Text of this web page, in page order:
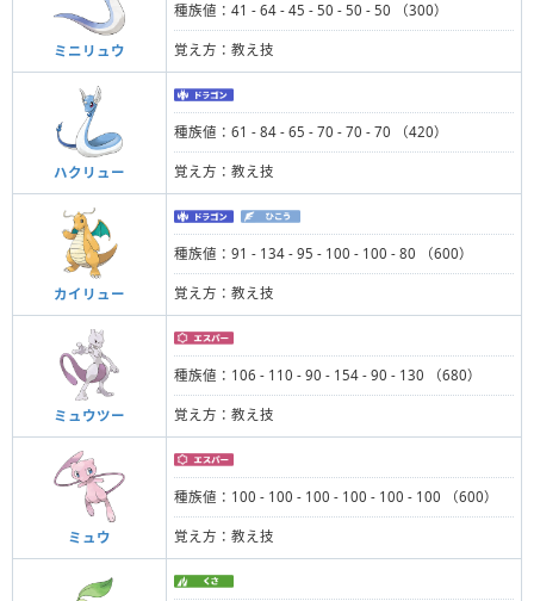
ミニリュウ
種族値：41 - 64 - 45 - 50 - 50 - 50 （300）
覚え方：教え技
ハクリュー
種族値：61 - 84 - 65 - 70 - 70 - 70 （420）
覚え方：教え技
カイリュー
種族値：91 - 134 - 95 - 100 - 100 - 80 （600）
覚え方：教え技
ミュウツー
種族値：106 - 110 - 90 - 154 - 90 - 130 （680）
覚え方：教え技
ミュウ
種族値：100 - 100 - 100 - 100 - 100 - 100 （600）
覚え方：教え技